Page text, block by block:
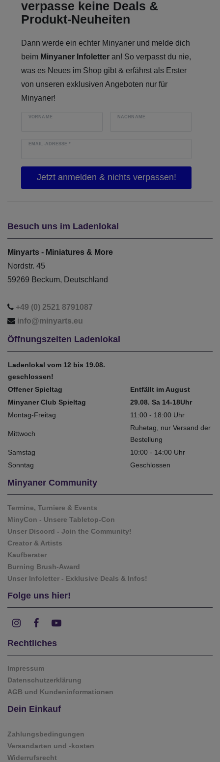
verpasse keine Deals &
Produkt-Neuheiten
Dann werde ein echter Minyaner und melde dich
beim Minyaner Infoletter an! So verpasst du nie,
was es Neues im Shop gibt & erfährst als Erster
von unseren exklusiven Angeboten nur für
Minyaner!
VORNAME NACHNAME
EMAIL-ADRESSE*
Besuch uns im Ladenlokal
Minyarts - Miniatures & More
Nordstr. 45
59269 Beckum, Deutschland
+49 (0) 2521 8791087
info@minyarts.eu
Öffnungszeiten Ladenlokal
Ladenlokal vom 12 bis 19.08.
geschlossen!
Offener Spieltag
Entfällt im August
Minyaner Club Spieltag
29.08. Sa 14-18Uhr
Montag-Freitag
11:00 - 18:00 Uhr
Mittwoch
Ruhetag, nur Versand der
Bestellung
Samstag
10:00 - 14:00 Uhr
Sonntag
Geschlossen
Minyaner Community
Termine, Turniere & Events
MinyCon - Unsere Tabletop-Con
Unser Discord - Join the Community!
Creator & Artists
Kaufberater
Burning Brush-Award
Unser Infoletter - Exklusive Deals & Infos!
Folge uns hier!
Rechtliches
Impressum
Datenschutzerklärung
AGB und Kundeninformationen
Dein Einkauf
Zahlungsbedingungen
Versandarten und -kosten
Widerrufsrecht